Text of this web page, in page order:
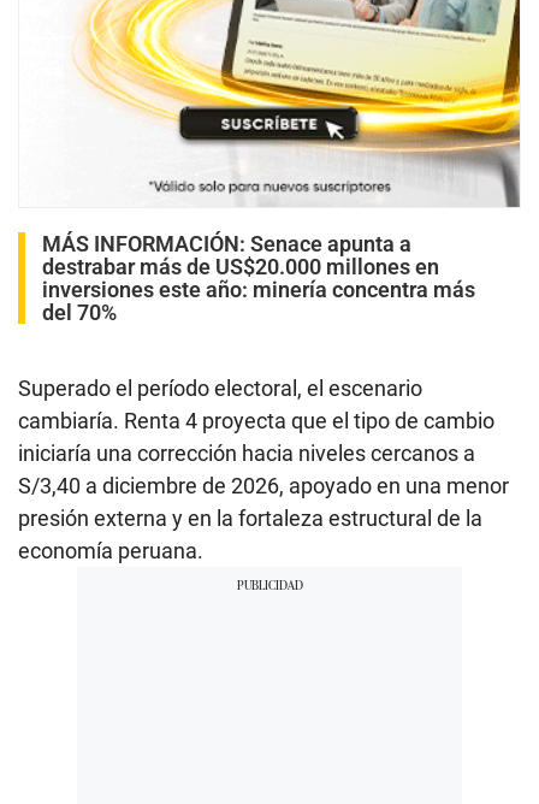
MÁS INFORMACIÓN: Senace apunta a
destrabar más de US$20.000 millones en
inversiones este año: minería concentra más
del 70%
Superado el período electoral, el escenario
cambiaría. Renta 4 proyecta que el tipo de cambio
iniciaría una corrección hacia niveles cercanos a
S/3,40 a diciembre de 2026, apoyado en una menor
presión externa y en la fortaleza estructural de la
economía peruana.